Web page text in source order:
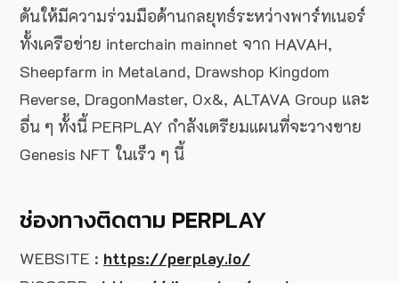
ดันให้มีความร่วมมือด้านกลยุทธ์ระหว่างพาร์ทเนอร์
ทั้งเครือข่าย interchain mainnet จาก HAVAH,
Sheepfarm in Metaland, Drawshop Kingdom
Reverse, DragonMaster, 0x&, ALTAVA Group และ
อื่น ๆ ทั้งนี้ PERPLAY กำลังเตรียมแผนที่จะวางขาย
Genesis NFT ในเร็ว ๆ นี้
ช่องทางติดตาม PERPLAY
WEBSITE : https://perplay.io/